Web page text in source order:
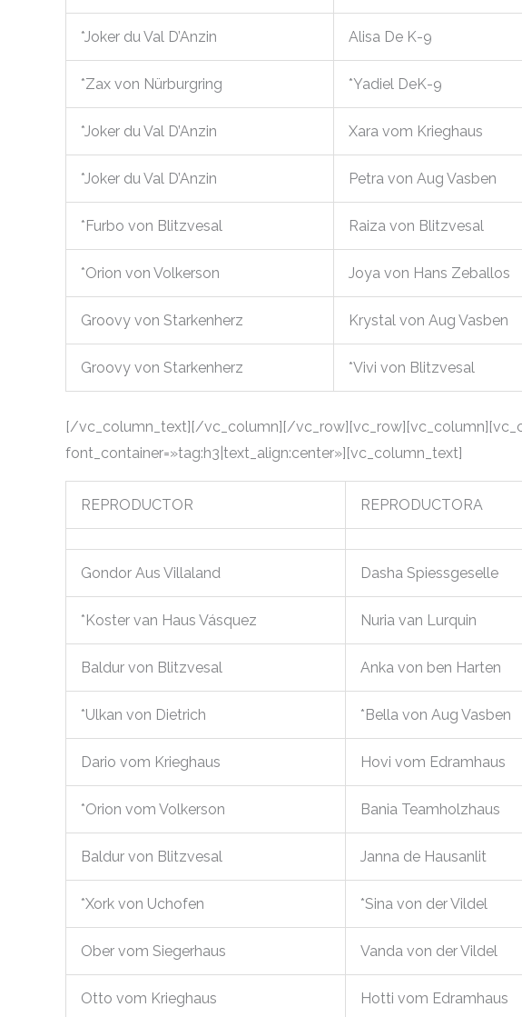
*Joker du Val D’Anzin Alisa De K-9
*Zax von Nürburgring *Yadiel DeK-9
*Joker du Val D’Anzin Xara vom Krieghaus
*Joker du Val D’Anzin Petra von Aug Vasben
*Furbo von Blitzvesal Raiza von Blitzvesal
*Orion von Volkerson Joya von Hans Zeballos
Groovy von Starkenherz Krystal von Aug Vasben
Groovy von Starkenherz *Vivi von Blitzvesal
[/vc_column_text][/vc_column][/
font_container=»tag:h3|text_align:center»][vc_column_text]
REPRODUCTOR REPRODUCTORA
Gondor Aus Villaland Dasha Spiessgeselle
*Koster van Haus Vásquez Nuria van Lurquin
Baldur von Blitzvesal Anka von ben Harten
*Ulkan von Dietrich *Bella von Aug Vasben
Dario vom Krieghaus Hovi vom Edramhaus
*Orion vom Volkerson Bania Teamholzhaus
Baldur von Blitzvesal Janna de Hausanlit
*Xork von Uchofen *Sina von der Vildel
Ober vom Siegerhaus Vanda von der Vildel
Otto vom Krieghaus Hotti vom Edramhaus